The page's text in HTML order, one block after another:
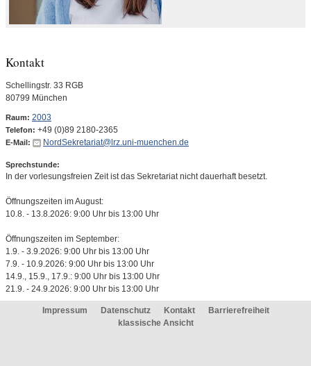
Kontakt
Schellingstr. 33 RGB
80799 München
Raum: 2003
Telefon: +49 (0)89 2180-2365
E-Mail: NordSekretariat@lrz.uni-muenchen.de
Sprechstunde:
In der vorlesungsfreien Zeit ist das Sekretariat nicht dauerhaft besetzt.
Öffnungszeiten im August:
10.8. - 13.8.2026: 9:00 Uhr bis 13:00 Uhr
Öffnungszeiten im September:
1.9. - 3.9.2026: 9:00 Uhr bis 13:00 Uhr
7.9. - 10.9.2026: 9:00 Uhr bis 13:00 Uhr
14.9., 15.9., 17.9.: 9:00 Uhr bis 13:00 Uhr
21.9. - 24.9.2026: 9:00 Uhr bis 13:00 Uhr
Impressum Datenschutz Kontakt
Barrierefreiheit
klassische Ansicht